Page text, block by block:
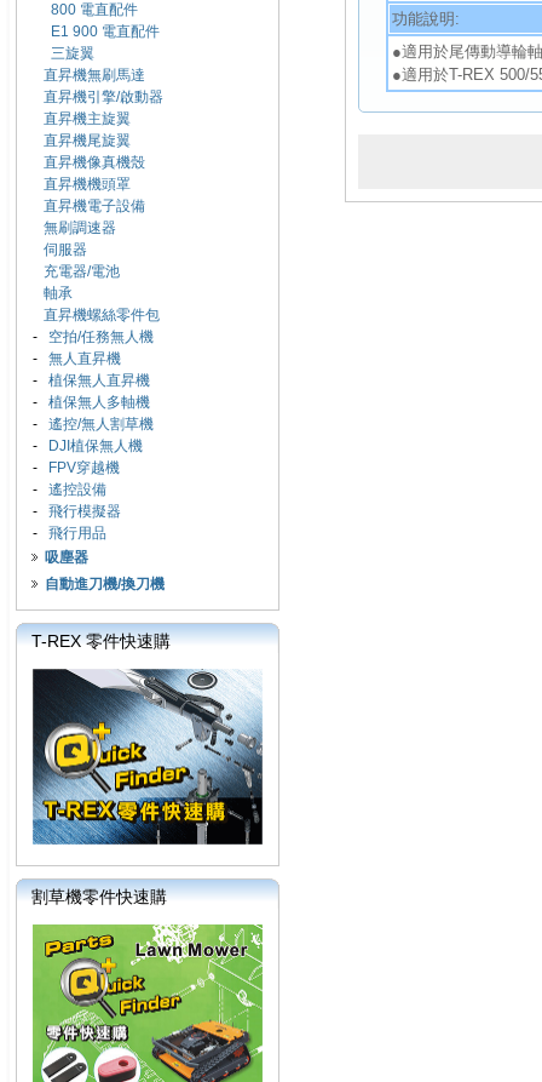
800 電直配件
E1 900 電直配件
三旋翼
直昇機無刷馬達
直昇機引擎/啟動器
直昇機主旋翼
直昇機尾旋翼
直昇機像真機殼
直昇機機頭罩
直昇機電子設備
無刷調速器
伺服器
充電器/電池
軸承
直昇機螺絲零件包
- 空拍/任務無人機
- 無人直昇機
- 植保無人直昇機
- 植保無人多軸機
- 遙控/無人割草機
-
DJI植保無人機
-
FPV穿越機
- 遙控設備
- 飛行模擬器
- 飛行用品
吸塵器
自動進刀機/換刀機
T-REX 零件快速購
割草機零件快速購
功能說明:
●適用於尾傳動導輪
●適用於T-REX 500/